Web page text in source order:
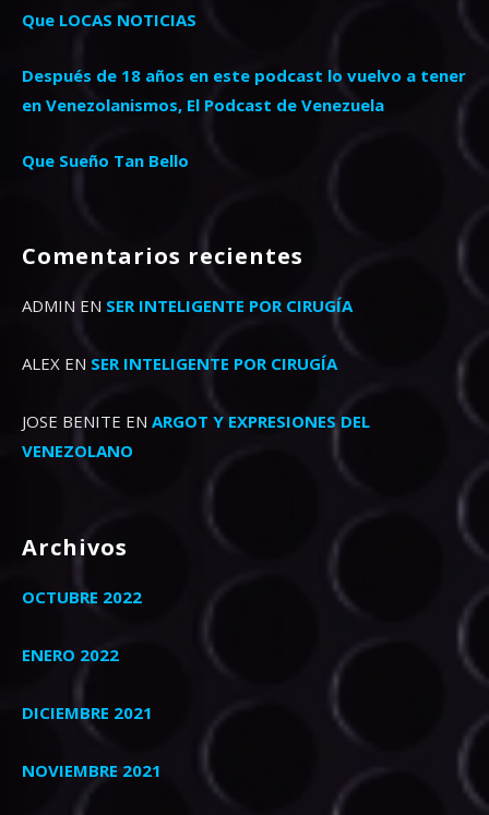
Que LOCAS NOTICIAS
Después de 18 años en este podcast lo vuelvo a tener
en Venezolanismos, El Podcast de Venezuela
Que Sueño Tan Bello
Comentarios recientes
ADMIN EN SER INTELIGENTE POR CIRUGÍA
ALEX EN SER INTELIGENTE POR CIRUGÍA
JOSE BENITE EN ARGOT Y EXPRESIONES DEL
VENEZOLANO
Archivos
OCTUBRE 2022
ENERO 2022
DICIEMBRE 2021
NOVIEMBRE 2021